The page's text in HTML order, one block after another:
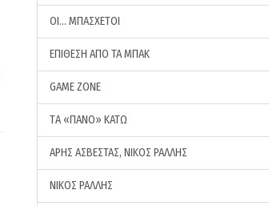
ΟΙ… ΜΠΑΣΧΕΤΟΙ
ΕΠΙΘΕΣΗ ΑΠΟ ΤΑ ΜΠΑΚ
GAME ZONE
ΤA «ΠΑΝΟ» ΚΑΤΩ
ΑΡΗΣ ΑΣΒΕΣΤΑΣ, ΝΙΚΟΣ ΡΑΛΛΗΣ
ΝΙΚΟΣ ΡΑΛΛΗΣ